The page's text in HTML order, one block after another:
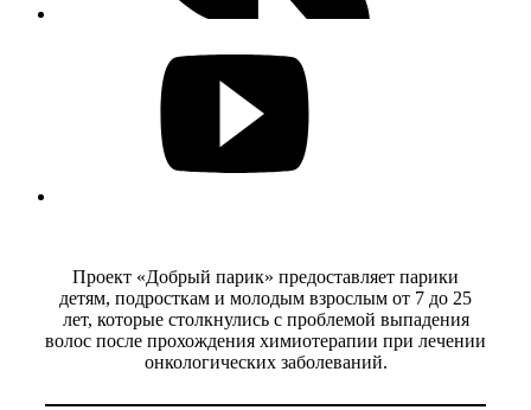
Проект «Добрый парик» предоставляет парики
детям, подросткам и молодым взрослым от 7 до 25
лет, которые столкнулись с проблемой выпадения
волос после прохождения химиотерапии при лечении
онкологических заболеваний.